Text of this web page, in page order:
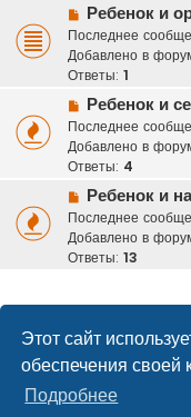
Этот сайт
обеспечения своей
Подробнее
н
и
е
о
о
б
щ
е
н
и
е
Н
о
в
о
о
о
б
щ
е
н
и
Ребенок и
Последнее
Добавлено в
Ответы: 1
Н
о
в
о
о
о
б
е
и
е
Ребенок и
Последнее
Добавлено в
Ответы: 4
Н
о
в
о
о
щ
е
Ребенок и
Последнее
Добавлено в
Ответы: 13
На главную